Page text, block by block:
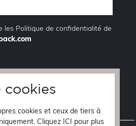
les Politique de confidentialité de
de la service de newsletter
cookies
cookies et ceux de tiers à
Cliquez ICI pour plus